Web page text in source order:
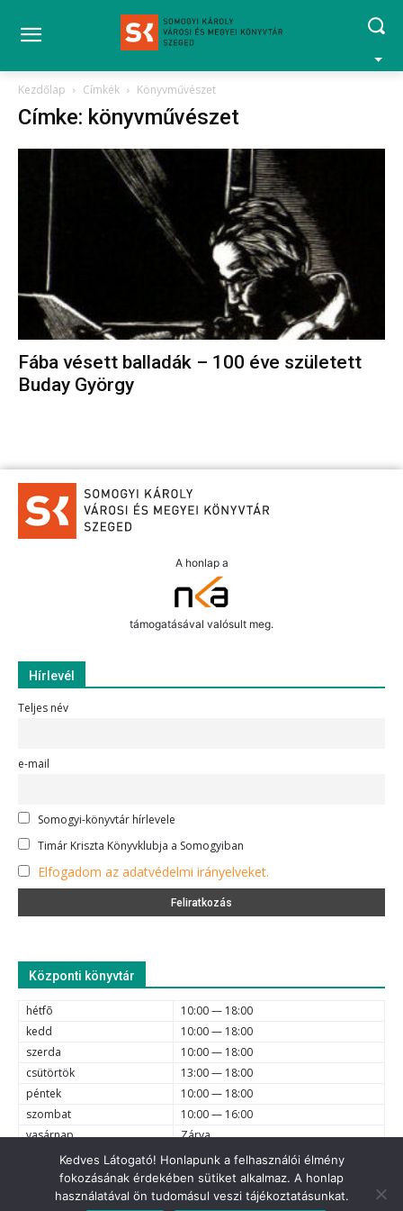
Kezdőlap Címkék Könyvművészet
Címke: könyvművészet
Fába vésett balladák – 100 éve született
Buday György
A honlap a
támogatásával valósult meg.
Hírlevél
Teljes név
e-mail
Somogyi-könyvtár hírlevele
Timár Kriszta Könyvklubja a Somogyiban
Elfogadom az adatvédelmi irányelveket.
Központi könyvtár
hétfõ
10:00 — 18:00
kedd
10:00 — 18:00
szerda
10:00 — 18:00
csütörtök
13:00 — 18:00
péntek
10:00 — 18:00
szombat
10:00 — 16:00
vasárnap
Zárva
6720 Szeged, Dóm tér 1-4. (62) 425-525, (62) 630-634; e-mail
© 2021 Somogyi Károly Városi és Megyei Könyvtár - Minden jog
Kedves Látogató! Honlapunk a felhasználói élmény
fokozásának érdekében sütiket alkalmaz. A honlap
használatával ön tudomásul veszi tájékoztatásunkat.